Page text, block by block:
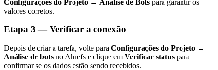
Configurações do Projeto → Análise de Bots para garantir os
valores corretos.
Etapa 3 — Verificar a conexão
Depois de criar a tarefa, volte para Configurações do Projeto →
Análise de bots no Ahrefs e clique em Verificar status para
confirmar se os dados estão sendo recebidos.